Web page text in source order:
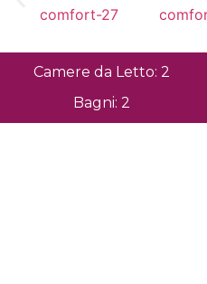
Camere da Letto: 2
Bagni: 2